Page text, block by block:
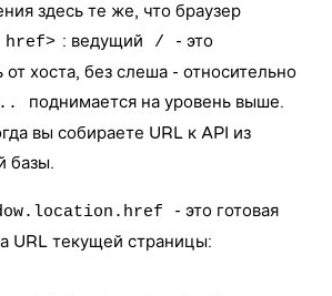
здесь те же, что браузер
href> : ведущий /
- это
хоста, без слеша - относительно
..
поднимается на уровень выше.
вы собираете URL к API из
базы.
- это готовая
URL текущей страницы: